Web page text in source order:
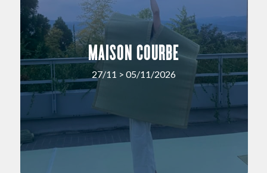
MAISON COURBE
27/11 > 05/11/2026